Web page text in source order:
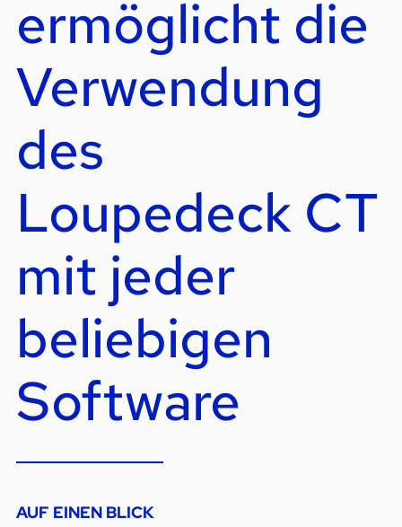
ermöglicht die
Verwendung
des
Loupedeck CT
mit jeder
beliebigen
Software
AUF EINEN BLICK